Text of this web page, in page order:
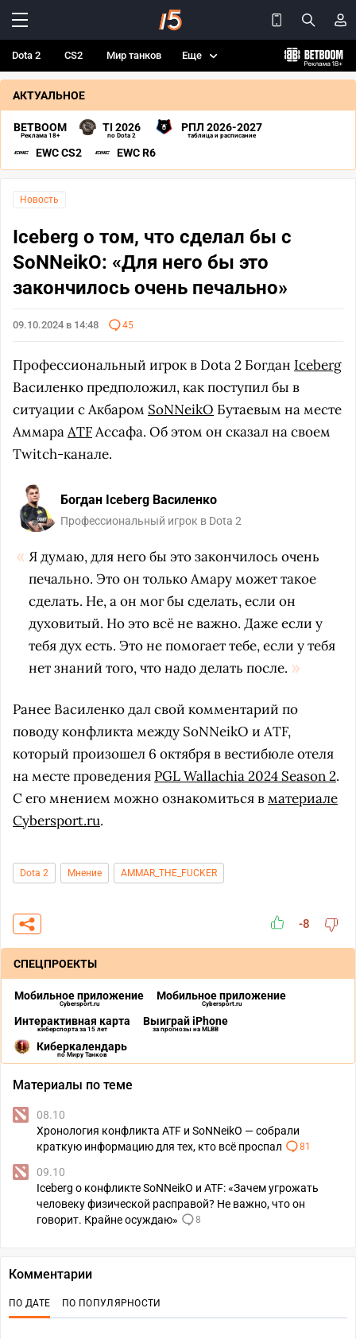
Dota 2 CS2 Мир танков Еще
АКТУАЛЬНОЕ
BETBOOM
Реклама 18+
TI 2026
по Dota 2
РПЛ 2026-2027
таблица и расписание
EWC CS2 EWC R6
Новость
Iceberg о том, что сделал бы с
SoNNeikO: «Для него бы это
закончилось очень печально»
09.10.2024 в 14:48 45
Профессиональный игрок в Dota 2 Богдан Iceberg
Василенко предположил, как поступил бы в
ситуации с Акбаром SoNNeikO Бутаевым на месте
АммараATFАссафа. Об этом он сказал на своем
Twitch-канале.
Богдан Iceberg Василенко
Профессиональный игрок в Dota 2
Я думаю, для него бы это закончилось очень
печально. Это он только Амару может такое
сделать. Не, а он мог бы сделать, если он
духовитый. Но это всё не важно. Даже если у
тебя дух есть. Это не помогает тебе, если у тебя
нет знаний того, что надо делать после.
Ранее Василенко дал свой комментарий по
поводу конфликта между SoNNeikO и ATF,
который произошел 6 октября в вестибюле отеля
на месте проведения PGL Wallachia 2024 Season 2.
С его мнением можно ознакомиться вматериале
Cybersport.ru.
Dota 2 Мнение AMMAR_THE_FUCKER
-8
СПЕЦПРОЕКТЫ
Мобильное приложение
Cybersport.ru
Мобильное приложение
Cybersport.ru
Интерактивная карта
киберспорта за 15 лет
Выиграй iPhone
за прогнозы на MLBB
Киберкалендарь
по Миру Танков
Материалы по теме
08.10
Хронология конфликта ATF и SoNNeikO — собрали
краткую информацию для тех, кто всё проспал
81
09.10
Iceberg о конфликте SoNNeikO и ATF: «Зачем угрожать
человеку физической расправой? Не важно, что он
говорит. Крайне осуждаю»
8
Комментарии
ПО ДАТЕ ПО ПОПУЛЯРНОСТИ